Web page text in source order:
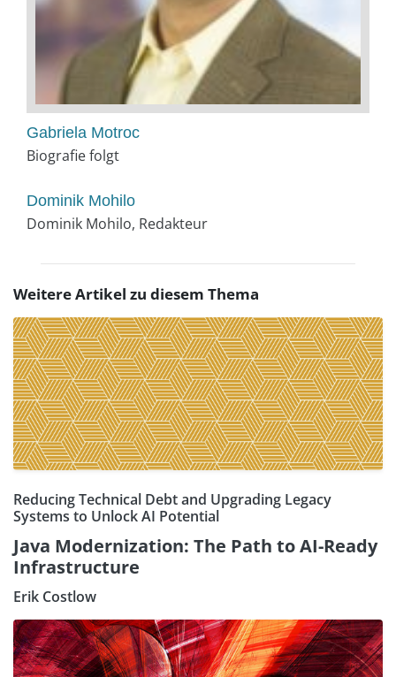
Gabriela Motroc
Biografie folgt
Dominik Mohilo
Dominik Mohilo, Redakteur
Weitere Artikel zu diesem Thema
Reducing Technical Debt and Upgrading Legacy
Systems to Unlock AI Potential
Java Modernization: The Path to AI-Ready
Infrastructure
Erik Costlow